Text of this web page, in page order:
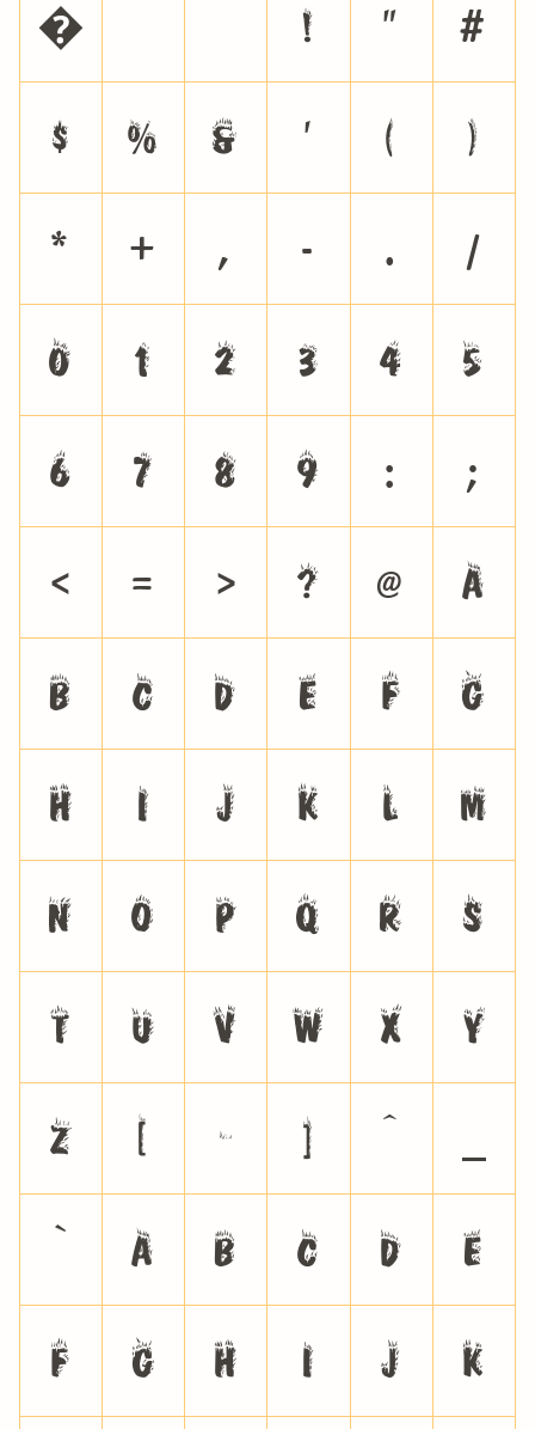
� ! " #
$ % & ' ( )
* + , - . /
0 1 2 3 4 5
6 7 8 9 : ;
< = > ? @ A
B C D E F G
H I J K L M
N O P Q R S
T U V W X Y
Z [ \ ]
a b c d e
f g h i j k